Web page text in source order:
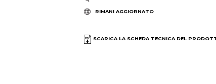
RIMANI AGGIORNATO
SCARICA LA SCHEDA TECNICA DEL